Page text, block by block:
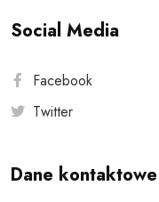
Social Media
Facebook
Twitter
Dane kontaktowe